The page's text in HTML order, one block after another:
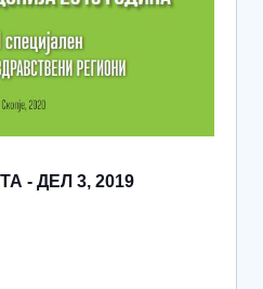
- ДЕЛ 3, 2019